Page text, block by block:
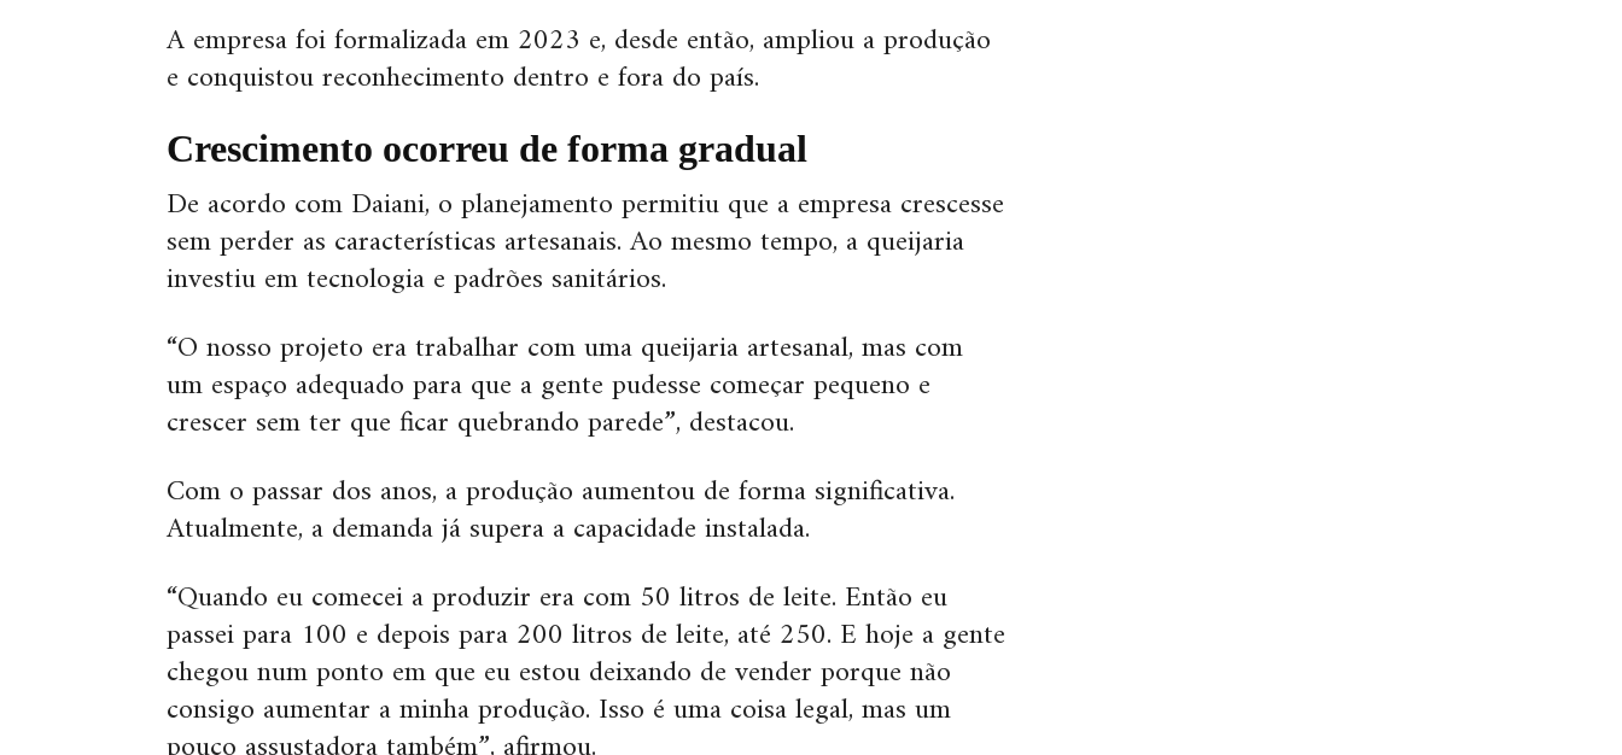
A empresa foi formalizada em 2023 e, desde então, ampliou a produção
e conquistou reconhecimento dentro e fora do país.
Crescimento ocorreu de forma gradual
De acordo com Daiani, o planejamento permitiu que a empresa crescesse
sem perder as características artesanais. Ao mesmo tempo, a queijaria
investiu em tecnologia e padrões sanitários.
“O nosso projeto era trabalhar com uma queijaria artesanal, mas com
um espaço adequado para que a gente pudesse começar pequeno e
crescer sem ter que ficar quebrando parede”, destacou.
Com o passar dos anos, a produção aumentou de forma significativa.
Atualmente, a demanda já supera a capacidade instalada.
“Quando eu comecei a produzir era com 50 litros de leite. Então eu
passei para 100 e depois para 200 litros de leite, até 250. E hoje a gente
chegou num ponto em que eu estou deixando de vender porque não
consigo aumentar a minha produção. Isso é uma coisa legal, mas um